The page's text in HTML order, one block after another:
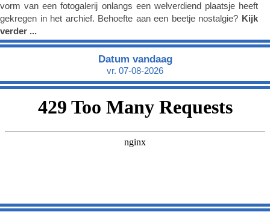
vorm van een fotogalerij onlangs een welverdiend plaatsje heeft
gekregen in het archief. Behoefte aan een beetje nostalgie? Kijk
verder ...
Datum vandaag
vr. 07-08-2026